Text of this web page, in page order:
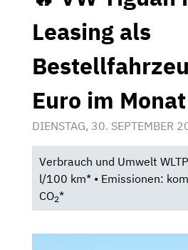
Leasing als
Euro im
DIENSTAG, 30. SEPTEMBER
Verbrauch und Umwelt
l/100 km* • Emissionen:
CO2*